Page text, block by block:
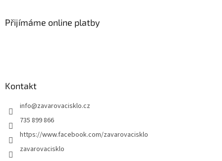
Přijímáme online platby
Kontakt
info@zavarovacisklo.cz
735 899 866
https://www.facebook.com/zavarovacisklo
zavarovacisklo